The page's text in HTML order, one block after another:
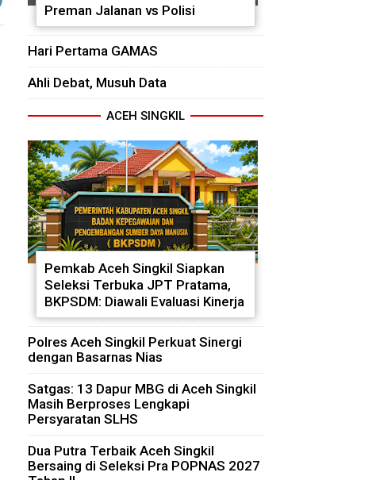
Preman Jalanan vs Polisi
Hari Pertama GAMAS
Ahli Debat, Musuh Data
ACEH SINGKIL
Pemkab Aceh Singkil Siapkan
Seleksi Terbuka JPT Pratama,
BKPSDM: Diawali Evaluasi Kinerja
Polres Aceh Singkil Perkuat Sinergi
dengan Basarnas Nias
Satgas: 13 Dapur MBG di Aceh Singkil
Masih Berproses Lengkapi
Persyaratan SLHS
Dua Putra Terbaik Aceh Singkil
Bersaing di Seleksi Pra POPNAS 2027